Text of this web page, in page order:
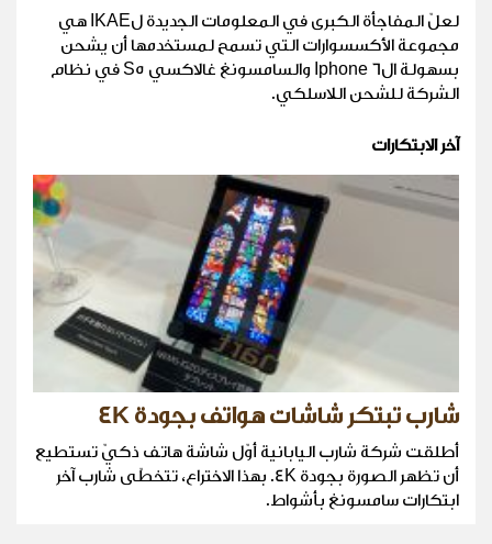
لعلّ المفاجأة الكبرى في المعلومات الجديدة لIKAE هي
مجموعة الأكسسوارات التي تسمح لمستخدمها أن يشحن
بسهولة الIphone 6 والسامسونغ غالاكسي S5 في نظام
الشركة للشحن اللاسلكي.
آخر الابتكارات
شارب تبتكر شاشات هواتف بجودة 4K
أطلقت شركة شارب اليابانية أوّل شاشة هاتف ذكيّ تستطيع
أن تظهر الصورة بجودة 4K. بهذا الاختراع، تتخطّى شارب آخر
ابتكارات سامسونغ بأشواط.